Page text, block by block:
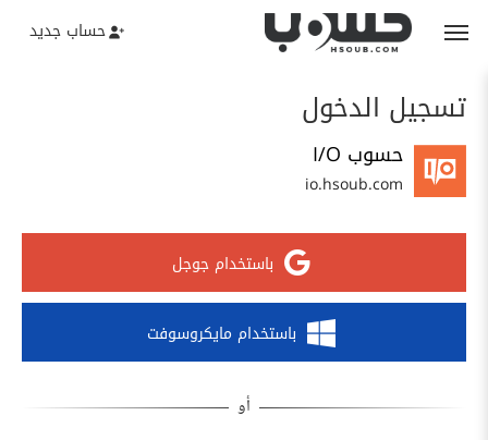
حساب جديد
تسجيل الدخول
حسوب I/O
io.hsoub.com
باستخدام جوجل
باستخدام مايكروسوفت